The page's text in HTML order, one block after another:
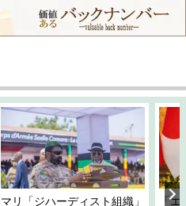
マリ「ジハーディスト組織」
「